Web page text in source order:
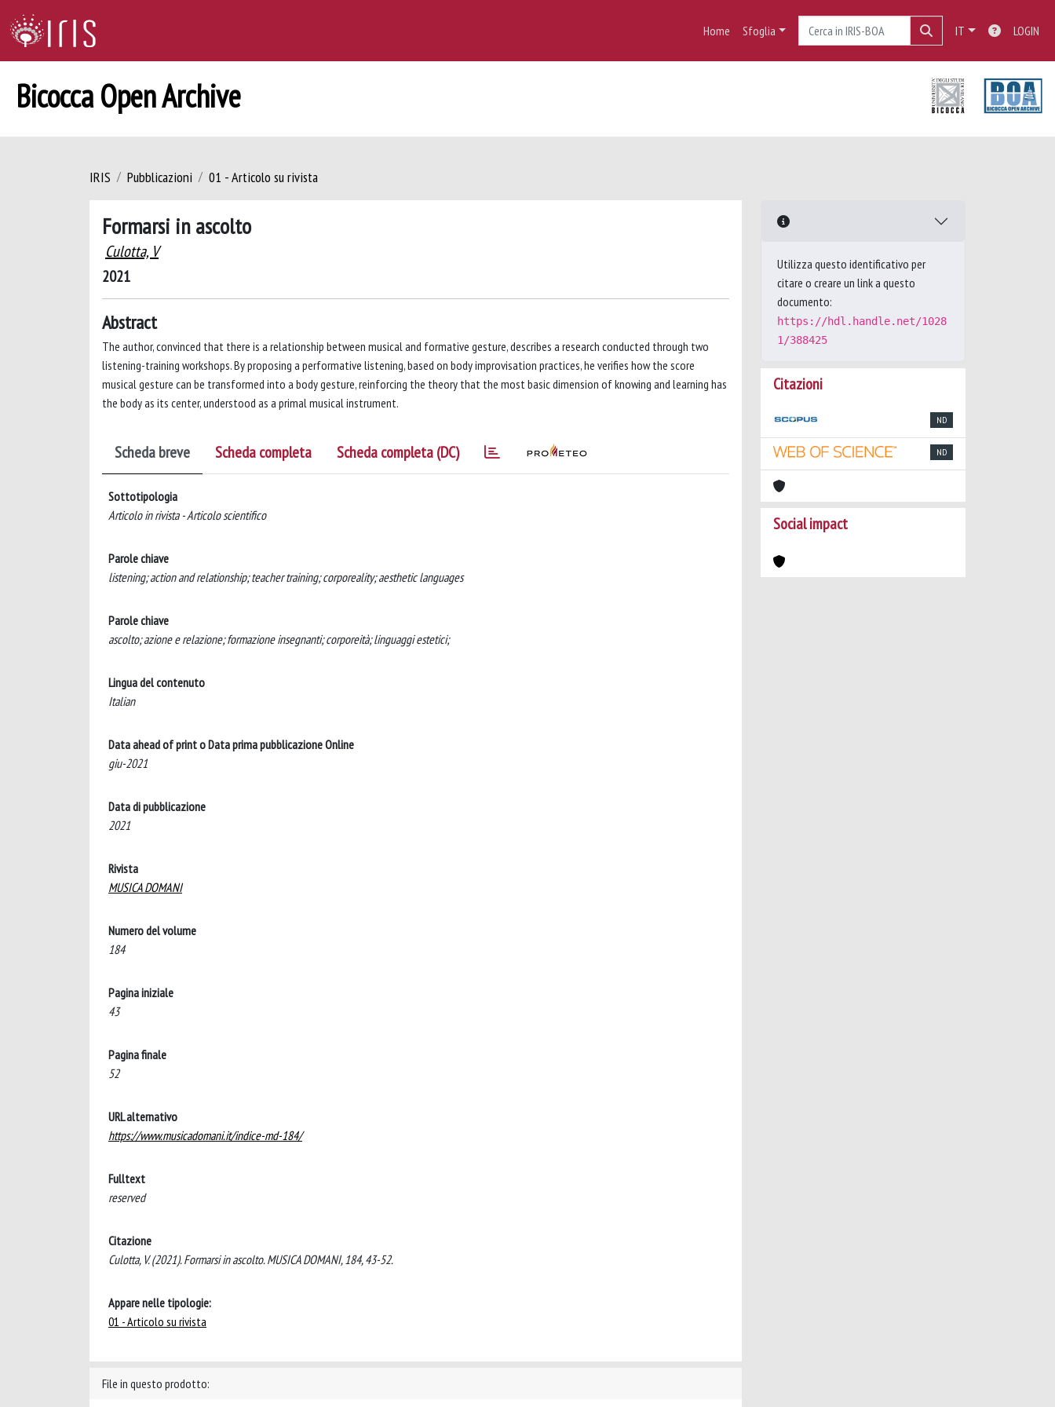
Home Sfoglia IT LOGIN
Bicocca Open Archive
IRIS Pubblicazioni 01 - Articolo su rivista
Formarsi in ascolto
Culotta, V
2021
Abstract
The author, convinced that there is a relationship between musical and formative gesture, describes a research conducted through two
listening-training workshops. By proposing a performative listening, based on body improvisation practices, he verifies how the score
musical gesture can be transformed into a body gesture, reinforcing the theory that the most basic dimension of knowing and learning has
the body as its center, understood as a primal musical instrument.
Scheda breve Scheda completa Scheda completa (DC)
Sottotipologia
Articolo in rivista - Articolo scientifico
Parole chiave
listening; action and relationship; teacher training; corporeality; aesthetic languages
Parole chiave
ascolto; azione e relazione; formazione insegnanti; corporeità; linguaggi estetici;
Lingua del contenuto
Italian
Data ahead of print o Data prima pubblicazione Online
giu-2021
Data di pubblicazione
2021
Rivista
MUSICA DOMANI
Numero del volume
184
Pagina iniziale
43
Pagina finale
52
URL alternativo
https://www.musicadomani.it/indice-md-184/
Fulltext
reserved
Citazione
Culotta, V. (2021). Formarsi in ascolto. MUSICA DOMANI, 184, 43-52.
Appare nelle tipologie:
01 - Articolo su rivista
File in questo prodotto:
Utilizza questo identificativo per
citare o creare un link a questo
documento:
https://hdl.handle.net/1028
1/388425
Citazioni
ND
ND
Social impact